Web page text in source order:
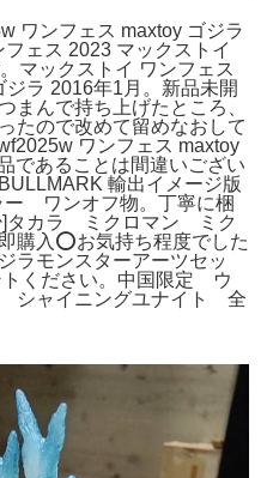
ワンフェス maxtoy ゴジラ
ェス 2023 マックストイ
マックストイ ワンフェス
ラ 2016年1月。新品未開
んで持ち上げたところ、
たので改めて留めなおして
ワンフェス maxtoy
であることは間違いござい
輸出イメージ版
ワンオフ物。丁寧に梱
]タカラ ミクロマン ミク
購入⭕お気持ち程度でした
ラモンスターアーツセッ
ください。中国限定 ウ
シャイニングユナイト 全